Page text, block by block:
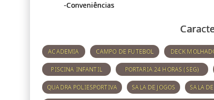
ACADEMIA CAMPO DE FUTEBOL DECK
PISCINA INFANTIL PORTARIA 24 HORAS (SEG)
QUADRA POLIESPORTIVA SALA DE JOGOS SALA